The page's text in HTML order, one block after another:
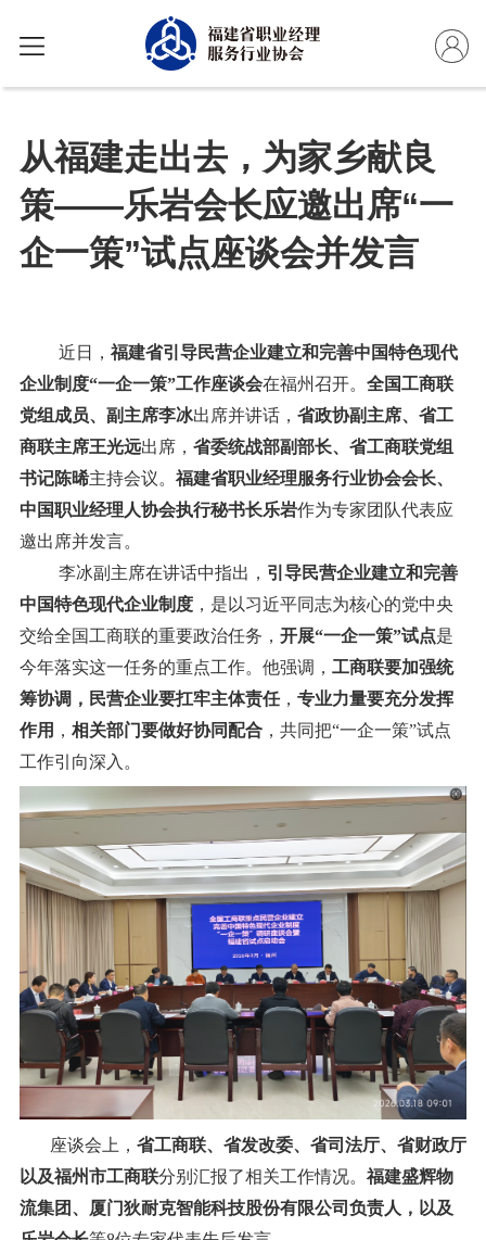
从福建走出去，为家乡献良
策——乐岩会长应邀出席“一
企一策”试点座谈会并发言
近日， 福建省引导民营企业建立和完善中国特色现代
企业制度“一企一策”工作座谈会在福州召开。 全国工商联
党组成员、副主席李冰出席并讲话， 省政协副主席、省工
商联主席王光远出席， 省委统战部副部长、省工商联党组
书记陈晞主持会议。 福建省职业经理服务行业协会会长、
中国职业经理人协会执行秘书长乐岩作为专家团队代表应
邀出席并发言。
李冰副主席在讲话中指出， 引导民营企业建立和完善
中国特色现代企业制度，是以习近平同志为核心的党中央
交给全国工商联的重要政治任务 ， 开展“一企一策”试点是
今年落实这一任务的重点工作。他强调， 工商联要加强统
筹协调，民营企业要扛牢主体责任， 专业力量要充分发挥
作用 ， 相关部门要做好协同配合，共同把“一企一策”试点
工作引向深入。
座谈会上， 省工商联、省发改委、省司法厅、省财政厅
以及福州市工商联分别汇报了相关工作情况。 福建盛辉物
流集团、厦门狄耐克智能科技股份有限公司负责人，以及